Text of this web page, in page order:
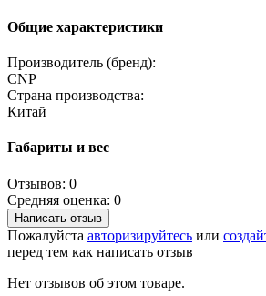
Общие характеристики
Производитель (бренд):
CNP
Страна производства:
Китай
Габариты и вес
Отзывов: 0
Средняя оценка: 0
Написать отзыв
Пожалуйста авторизируйтесь или
перед тем как написать отзыв
Нет отзывов об этом товаре.